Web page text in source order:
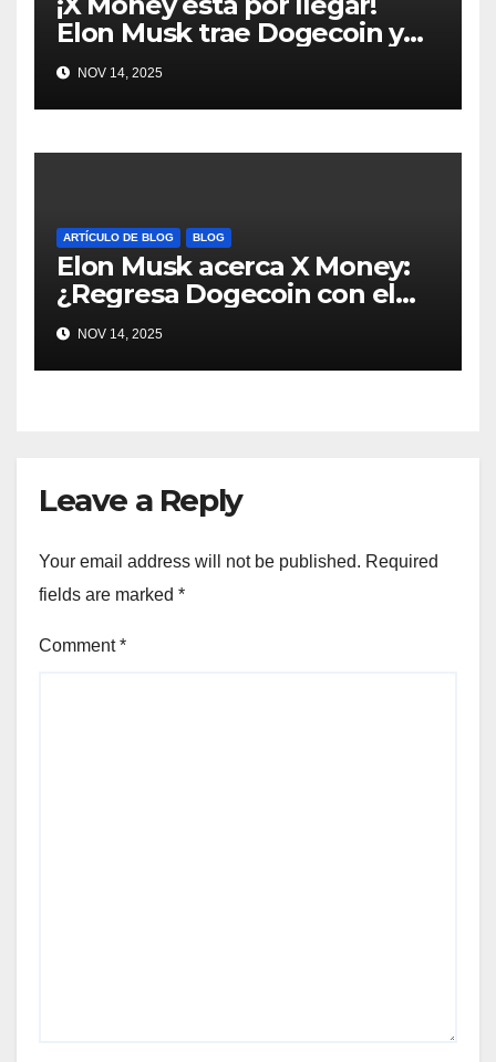
Elon Musk trae Dogecoin y
más al mundo de pagos
#Crypto #Dogecoin
NOV 14, 2025
ARTÍCULO DE BLOG BLOG
Elon Musk acerca X Money:
¿Regresa Dogecoin con el
nuevo pago nativo? #Cripto
#Dogecoin
NOV 14, 2025
Leave a Reply
Your email address will not be published. Required
fields are marked *
Comment*